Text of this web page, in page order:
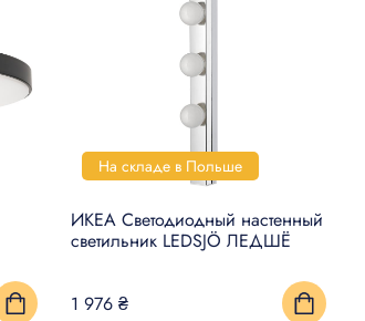
На складе в Польше
ИКЕА Светодиодный настенный
светильник LEDSJÖ ЛЕДШЁ
1 976 ₴